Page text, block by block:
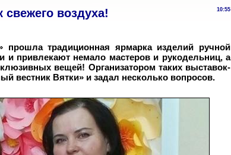
10:55
свежего воздуха!
традиционная ярмарка изделий ручной
и привлекают немало мастеров и рукодельниц, а
вещей! Организатором таких выставок-
вестник Вятки» и задал несколько вопросов.